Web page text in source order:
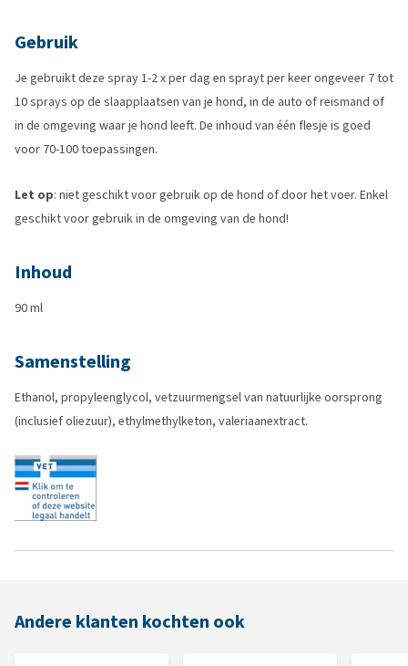
Gebruik
Je gebruikt deze spray 1-2 x per dag en sprayt per keer ongeveer 7 tot
10 sprays op de slaapplaatsen van je hond, in de auto of reismand of
in de omgeving waar je hond leeft. De inhoud van één flesje is goed
voor 70-100 toepassingen.
Let op: niet geschikt voor gebruik op de hond of door het voer. Enkel
geschikt voor gebruik in de omgeving van de hond!
Inhoud
90 ml
Samenstelling
Ethanol, propyleenglycol, vetzuurmengsel van natuurlijke oorsprong
(inclusief oliezuur), ethylmethylketon, valeriaanextract.
Andere klanten kochten ook